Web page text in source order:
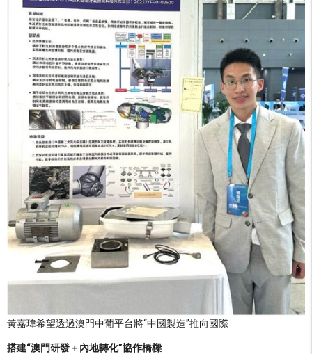
黃嘉瑋希望透過澳門中葡平台將“中國製造”推向國際
搭建“澳門研發＋內地轉化”協作橋樑